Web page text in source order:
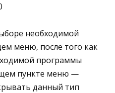
необходимой
меню, после того как
программы
пункте меню —
данный тип